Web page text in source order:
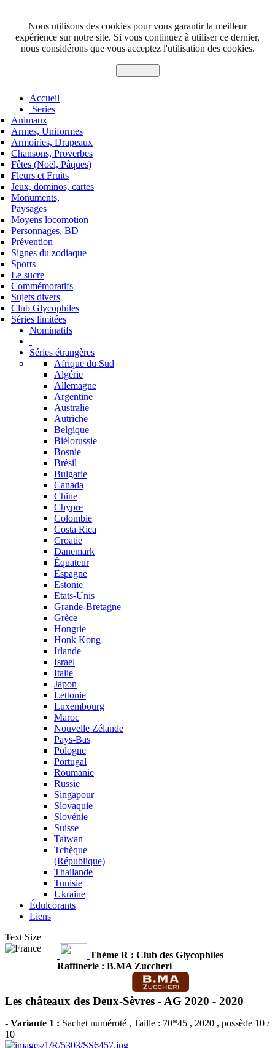
Nous utilisons des cookies pour vous garantir la meilleur
expérience sur notre site. Si vous continuez à utiliser ce dernier,
nous considérons que vous acceptez l'utilisation des cookies.
Accueil
Series
Animaux
Armes, Uniformes
Armoiries, Drapeaux
Chansons, Proverbes
Fêtes (Noël, Pâques)
Fleurs et Fruits
Jeux, dominos, cartes
Monuments,
Paysages
Moyens locomotion
Personnages, BD
Prévention
Signes du zodiaque
Sports
Le sucre
Commémoratifs
Sujets divers
Club Glycophiles
Séries limitées
Nominatifs
Séries étrangères
Afrique du Sud
Algérie
Allemagne
Argentine
Australie
Autriche
Belgique
Biélorussie
Bosnie
Brésil
Bulgarie
Canada
Chine
Chypre
Colombie
Costa Rica
Croatie
Danemark
Équateur
Espagne
Estonie
Etats-Unis
Grande-Bretagne
Grèce
Hongrie
Honk Kong
Irlande
Israel
Italie
Japon
Lettonie
Luxembourg
Maroc
Nouvelle Zélande
Pays-Bas
Pologne
Portugal
Roumanie
Russie
Singapour
Slovaquie
Slovénie
Suisse
Taïwan
Tchèque
(République)
Thailande
Tunisie
Ukraine
Édulcorants
Liens
Text Size
Thème R : Club des Glycophiles
Raffinerie : B.MA Zuccheri
Les châteaux des Deux-Sèvres - AG 2020 - 2020
- Variante 1 : Sachet numéroté , Taille : 70*45 , 2020 , possède 10 /
10